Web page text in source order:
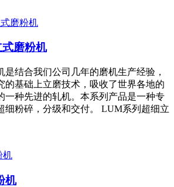
磨粉机
是结合我们公司几年的磨机生产经验，
的基础上立磨技术，吸收了世界各地的
一种先进的轧机。本系列产品是一种专
细粉碎，分级和交付。 LUM系列超细立
机